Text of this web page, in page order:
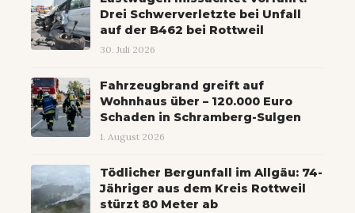
Drei Schwerverletzte bei Unfall
auf der B462 bei Rottweil
30. Juli 2026
Fahrzeugbrand greift auf
Wohnhaus über – 120.000 Euro
Schaden in Schramberg-Sulgen
1. August 2026
Tödlicher Bergunfall im Allgäu: 74-
Jähriger aus dem Kreis Rottweil
stürzt 80 Meter ab